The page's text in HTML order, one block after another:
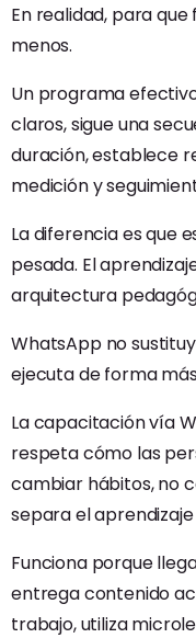
En realidad, para
menos.
Un programa
claros, sigue una
duración, establece
medición y
La diferencia es que
pesada. El
arquitectura
WhatsApp no
ejecuta de forma
La capacitación vía
respeta cómo las
cambiar hábitos, no
separa el
Funciona porque
entrega contenido
trabajo, utiliza